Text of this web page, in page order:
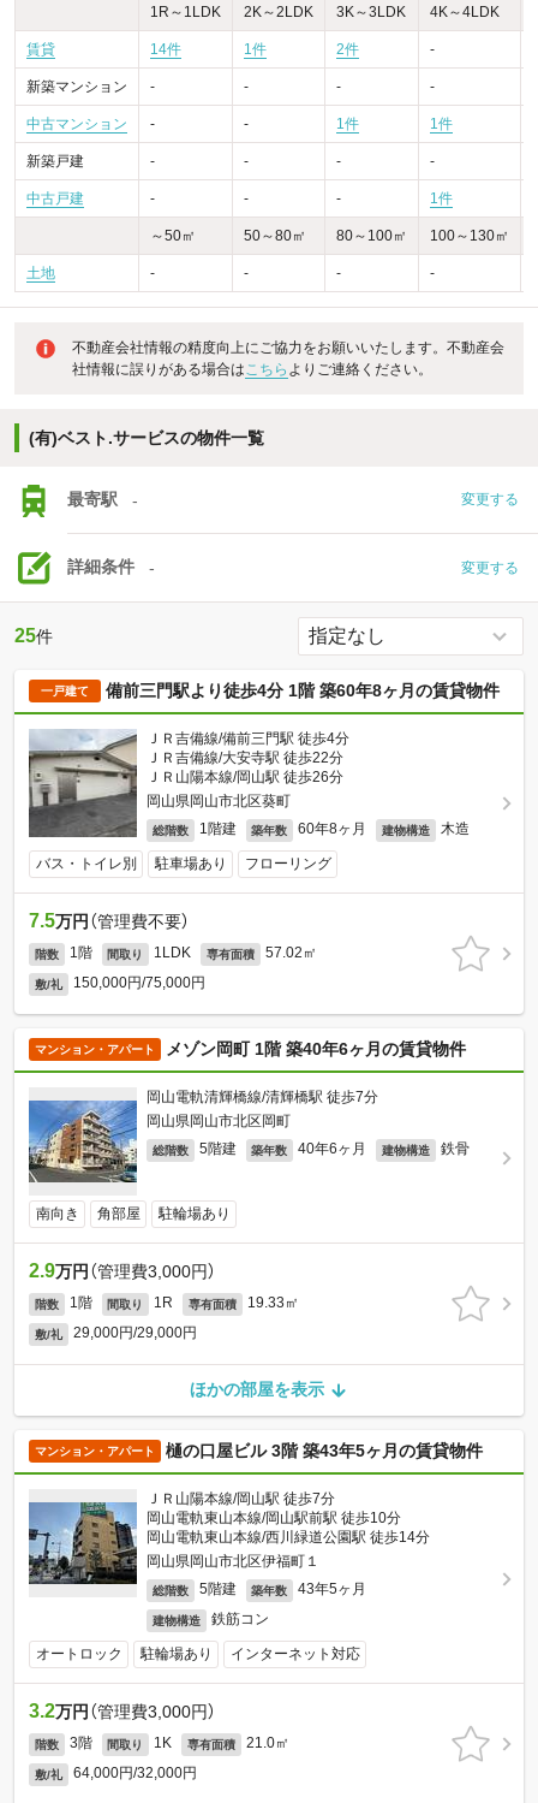
1R～1LDK 2K～2LDK 3K～3LDK 4K～4LDK
賃貸 14件 1件 2件 -
新築マンション - - - -
中古マンション - - 1件 1件
新築戸建 - - - -
中古戸建 - - - 1件
～50㎡ 50～80㎡ 80～100㎡ 100～130㎡
土地 - - - -
不動産会社情報の精度向上にご協力をお願いいたします。不動産会
社情報に誤りがある場合はこちら よりご連絡ください。
(有)ベスト.サービスの物件一覧
最寄駅 - 変更する
詳細条件 - 変更する
25件
一戸建て 備前三門駅より徒歩4分 1階 築60年8ヶ月の賃貸物件
ＪＲ吉備線/備前三門駅 徒歩4分
ＪＲ吉備線/大安寺駅 徒歩22分
ＪＲ山陽本線/岡山駅 徒歩26分
岡山県岡山市北区葵町
総階数 1階建 築年数 60年8ヶ月 建物構造 木造
バス・トイレ別 駐車場あり フローリング
7.5万円 （管理費不要）
階数 1階 間取り 1LDK 専有面積 57.02㎡
敷/礼 150,000円/75,000円
マンション・アパート メゾン岡町 1階 築40年6ヶ月の賃貸物件
岡山電軌清輝橋線/清輝橋駅 徒歩7分
岡山県岡山市北区岡町
総階数 5階建 築年数 40年6ヶ月 建物構造 鉄骨
南向き 角部屋 駐輪場あり
2.9万円 （管理費3,000円）
階数 1階 間取り 1R 専有面積 19.33㎡
敷/礼 29,000円/29,000円
ほかの部屋を表示
マンション・アパート 樋の口屋ビル 3階 築43年5ヶ月の賃貸物件
ＪＲ山陽本線/岡山駅 徒歩7分
岡山電軌東山本線/岡山駅前駅 徒歩10分
岡山電軌東山本線/西川緑道公園駅 徒歩14分
岡山県岡山市北区伊福町１
総階数 5階建 築年数 43年5ヶ月
建物構造 鉄筋コン
オートロック 駐輪場あり インターネット対応
3.2万円 （管理費3,000円）
階数 3階 間取り 1K 専有面積 21.0㎡
敷/礼 64,000円/32,000円